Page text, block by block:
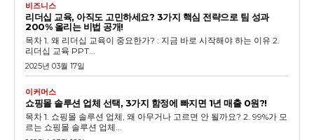
비즈니스
리더십 교육, 아직도 고민하세요? 3가지 핵심 전략으로 팀 성과
200% 올리는 비법 공개!
목차 1. 왜 리더십 교육이 중요한가? : 지금 바로 시작해야 하는 이유 2.
리더십 교육 PPT...
2025년 03월 17일
이커머스
쇼핑몰 솔루션 업체 선택, 3가지 함정에 빠지면 1년 매출 0원?!
목차 1. 쇼핑몰 솔루션 업체, 왜 아무거나 고르면 안 될까요? 2. 99%가 모
르는 쇼핑몰 솔루션 업체...